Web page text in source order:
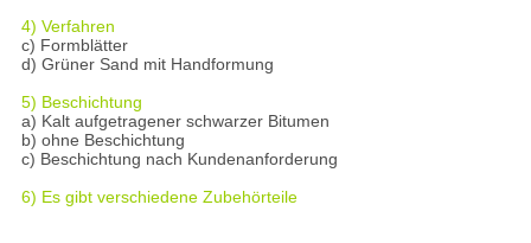
4) Verfahren
c) Formblätter
d) Grüner Sand mit Handformung
5) Beschichtung
a) Kalt aufgetragener schwarzer Bitumen
b) ohne Beschichtung
c) Beschichtung nach Kundenanforderung
6) Es gibt verschiedene Zubehörteile